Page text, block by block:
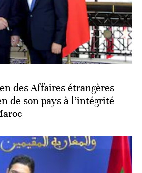
des Affaires étrangères
de son pays à l’intégrité